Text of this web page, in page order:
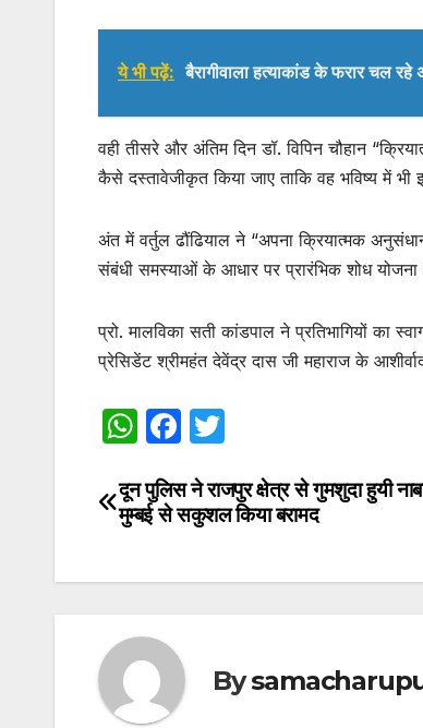
ये भी पढ़ें: बैरागीवाला हत्याकांड के फरार चल रहे
वही तीसरे और अंतिम दिन डॉ. विपिन चौहान
कैसे दस्तावेजीकृत किया जाए ताकि वह भविष्य में
अंत में वर्तुल ढौंढियाल ने “अपना क्रियात्मक
संबंधी समस्याओं के आधार पर प्रारंभिक शोध योजना
प्रो. मालविका सती कांडपाल ने प्रतिभागियों का
प्रेसिडेंट श्रीमहंत देवेंद्र दास जी महाराज के
W
at
s
p
F
c
e
k
itt
er
Post
दून पुलिस ने राजपुर क्षेत्र से गुमशुदा हुयी
मुम्बई से सकुशल किया बरामद
By